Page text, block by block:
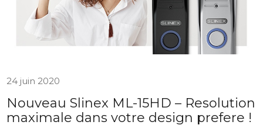
24 juin 2020
Nouveau Slinex ML-15HD – Resolution
maximale dans votre design prefere !